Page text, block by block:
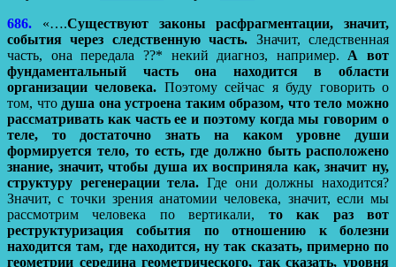
686. «….Существуют законы расфрагментации, значит,
события через следственную часть. Значит, следственная
часть, она передала ??* некий диагноз, например.А вот
фундаментальный часть она находится в области
организации человека. Поэтому сейчас я буду говорить о
том, чтодуша она устроена таким образом, что тело можно
рассматривать как часть ее и поэтому когда мы говорим о
теле, то достаточно знать на каком уровне души
формируется тело, то есть, где должно быть расположено
знание, значит, чтобы душа их восприняла как, значит ну,
структуру регенерации тела. Где они должны находится?
Значит, с точки зрения анатомии человека, значит, если мы
рассмотрим человека по вертикали, то как раз вот
реструктуризация события по отношению к болезни
находится там, где находится, ну так сказать, примерно по
геометрии середина геометрического, так сказать, уровня